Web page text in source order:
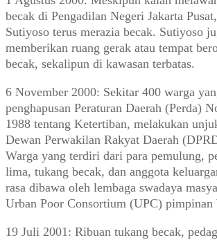
becak di Pengadilan Negeri Jakarta
Sutiyoso terus merazia becak. Sutiyoso
memberikan ruang gerak atau tempat
becak, sekalipun di kawasan terbatas.
6 November 2000: Sekitar 400 warga
penghapusan Peraturan Daerah (Perda)
1988 tentang Ketertiban, melakukan
Dewan Perwakilan Rakyat Daerah
Warga yang terdiri dari para pemulung,
lima, tukang becak, dan anggota
rasa dibawa oleh lembaga swadaya
Urban Poor Consortium (UPC) pimpinan
19 Juli 2001: Ribuan tukang becak,